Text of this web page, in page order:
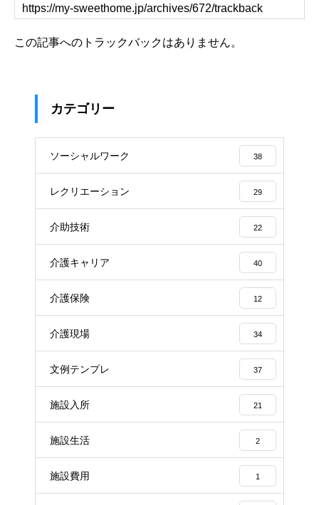
この記事へのトラックバックはありません。
カテゴリー
ソーシャルワーク 38
レクリエーション 29
介助技術 22
介護キャリア 40
介護保険 12
介護現場 34
文例テンプレ 37
施設入所 21
施設生活 2
施設費用 1